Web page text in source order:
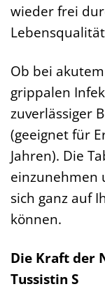
wieder frei
Ob bei
grippalen
zuverlässiger
(geeignet für
Jahren). Die
einzunehmen
sich ganz auf
können.
Die Kraft der
Tussistin S